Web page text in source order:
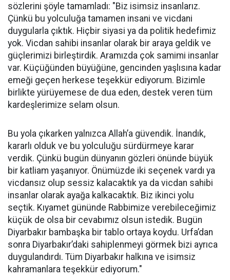
sözlerini şöyle tamamladı: "Biz isimsiz insanlarız.
Çünkü bu yolculuğa tamamen insani ve vicdani
duygularla çıktık. Hiçbir siyasi ya da politik hedefimiz
yok. Vicdan sahibi insanlar olarak bir araya geldik ve
güçlerimizi birleştirdik. Aramızda çok samimi insanlar
var. Küçüğünden büyüğüne, gencinden yaşlısına kadar
emeği geçen herkese teşekkür ediyorum. Bizimle
birlikte yürüyemese de dua eden, destek veren tüm
kardeşlerimize selam olsun.
Bu yola çıkarken yalnızca Allah’a güvendik. İnandık,
kararlı olduk ve bu yolculuğu sürdürmeye karar
verdik. Çünkü bugün dünyanın gözleri önünde büyük
bir katliam yaşanıyor. Önümüzde iki seçenek vardı ya
vicdansız olup sessiz kalacaktık ya da vicdan sahibi
insanlar olarak ayağa kalkacaktık. Biz ikinci yolu
seçtik. Kıyamet gününde Rabbimize verebileceğimiz
küçük de olsa bir cevabımız olsun istedik. Bugün
Diyarbakır bambaşka bir tablo ortaya koydu. Urfa’dan
sonra Diyarbakır’daki sahiplenmeyi görmek bizi ayrıca
duygulandırdı. Tüm Diyarbakır halkına ve isimsiz
kahramanlara teşekkür ediyorum."